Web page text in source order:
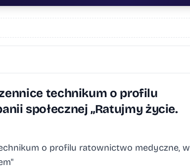
technikum o profilu
społecznej „Ratujmy życie.
o profilu ratownictwo medyczne, w